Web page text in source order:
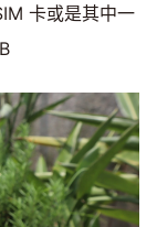
卡或是其中一